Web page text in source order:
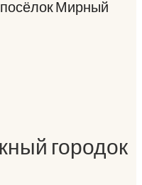
Мирный
городок